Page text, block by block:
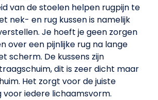
van de stoelen helpen rugpijn te
nek- en rug kussen is namelijk
Je hoeft je geen zorgen
over een pijnlijke rug na lange
scherm. De kussens zijn
dit is zeer dicht maar
Het zorgt voor de juiste
voor iedere lichaamsvorm.